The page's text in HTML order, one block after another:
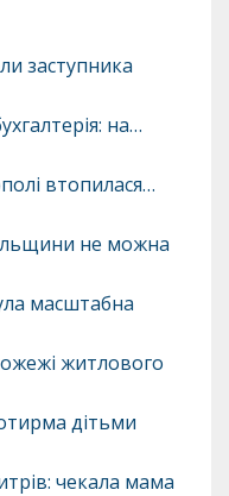
заступника
на…
втопилася…
не можна
масштабна
житлового
дітьми
чекала мама